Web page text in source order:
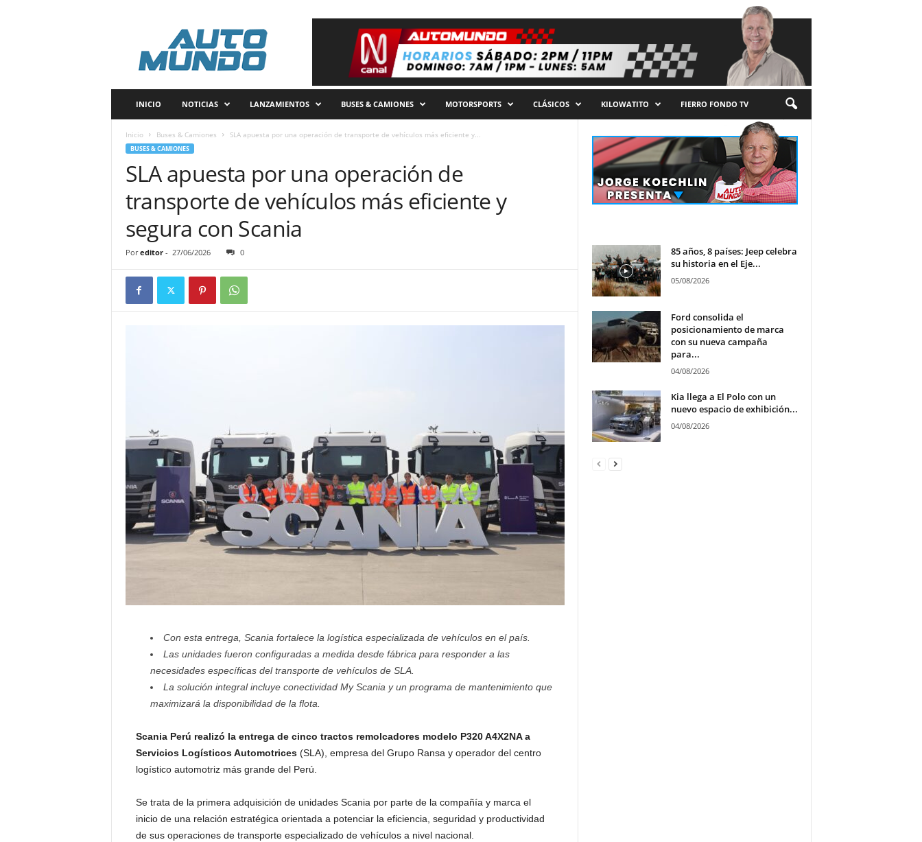
INICIO NOTICIAS LANZAMIENTOS BUSES & CAMIONES MOTORSPORTS CLÁSICOS KILOWATITO FIERRO FONDO TV
Inicio Buses & Camiones SLA apuesta por una operación de transporte de vehículos más eficiente y...
BUSES & CAMIONES
SLA apuesta por una operación de
transporte de vehículos más eficiente y
segura con Scania
Por editor- 27/06/2026 0
Con esta entrega, Scania fortalece la logística especializada de vehículos en el país.
Las unidades fueron configuradas a medida desde fábrica para responder a las
necesidades específicas del transporte de vehículos de SLA.
La solución integral incluye conectividad My Scania y un programa de mantenimiento que
maximizará la disponibilidad de la flota.
Scania Perú realizó la entrega de cinco tractos remolcadores modelo P320 A4X2NA a
Servicios Logísticos Automotrices(SLA), empresa del Grupo Ransa y operador del centro
logístico automotriz más grande del Perú.
Se trata de la primera adquisición de unidades Scania por parte de la compañía y marca el
inicio de una relación estratégica orientada a potenciar la eficiencia, seguridad y productividad
de sus operaciones de transporte especializado de vehículos a nivel nacional.
85 años, 8 países: Jeep celebra
su historia en el Eje...
05/08/2026
Ford consolida el
posicionamiento de marca
con su nueva campaña
para...
04/08/2026
Kia llega a El Polo con un
nuevo espacio de exhibición...
04/08/2026